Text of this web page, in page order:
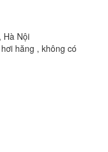
Hà Nội
hăng , không có